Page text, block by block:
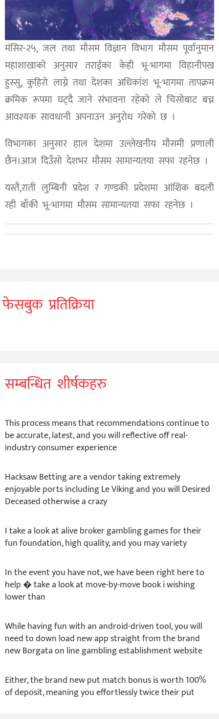
मंसिर-२५, जल तथा मौसम विज्ञान विभाग मौसम पूर्वानुमान
महाशाखाको अनुसार तराईका केही भू-भागमा विहानीपख
हुस्सु, कुहिरो लाग्ने तथा देशका अधिकांश भू-भागमा तापक्रम
क्रमिक रूपमा घट्दै जाने संभावना रहेको ले चिसोबाट बच्न
आवश्यक सावधानी अपनाउन अनुरोध गरेको छ ।
विभागका अनुसार हाल देशमा उल्लेखनीय मौसमी प्रणाली
छैन।आज दिउँसो देशभर मौसम सामान्यतया सफा रहनेछ ।
यस्तै,राती लुम्बिनी प्रदेश र गण्डकी प्रदेशमा आंशिक बदली
रही बाँकी भू-भागमा मौसम सामान्यतया सफा रहनेछ ।
फेसबुक प्रतिक्रिया
सम्बन्धित शीर्षकहरु
This process means that recommendations continue to
be accurate, latest, and you will reflective off real-
industry consumer experience
Hacksaw Betting are a vendor taking extremely
enjoyable ports including Le Viking and you will Desired
Deceased otherwise a crazy
I take a look at alive broker gambling games for their
fun foundation, high quality, and you may variety
In the event you have not, we have been right here to
help � take a look at move-by-move book i wishing
lower than
While having fun with an android-driven tool, you will
need to down load new app straight from the brand
new Borgata on line gambling establishment website
Either, the brand new put match bonus is worth 100%
of deposit, meaning you effortlessly twice their put